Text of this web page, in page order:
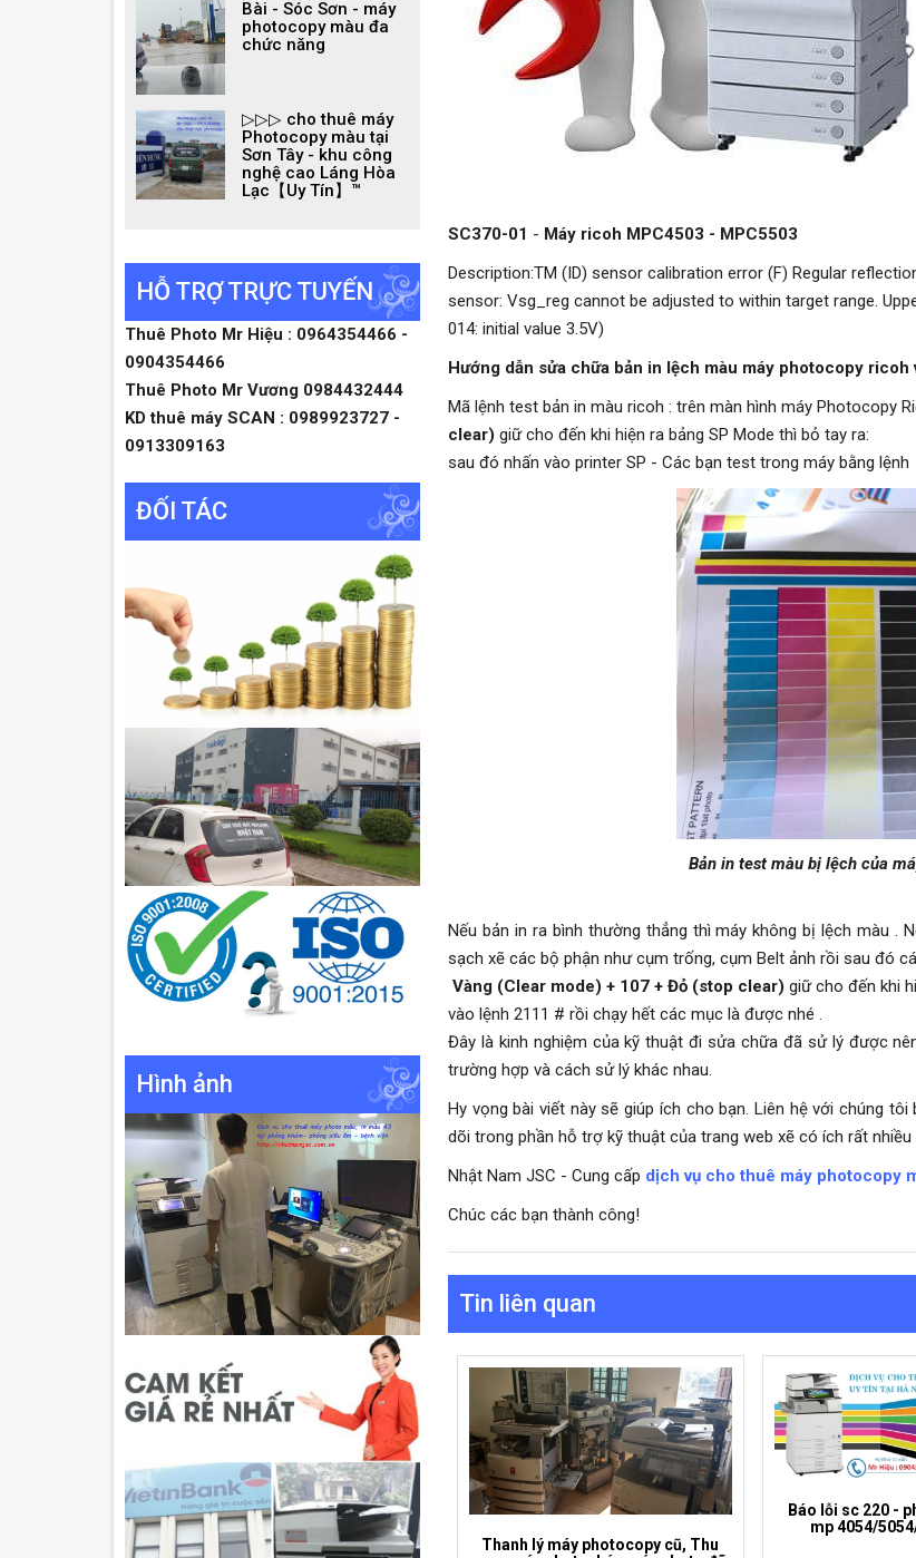
SC370-01 - Máy ricoh MPC4503 - MPC5503
Description:TM (ID) sensor calibration error (F) Regular
sensor: Vsg_reg cannot be adjusted to within target range.
014: initial value 3.5V)
Hướng dẫn sửa chữa bản in lệch màu máy photocopy
Mã lệnh test bản in màu ricoh : trên màn hình máy Photocopy
clear) giữ cho đến khi hiện ra bảng SP Mode thì bỏ tay ra:
sau đó nhấn vào printer SP - Các bạn test trong máy bằng lệnh
Bản in test màu bị lệch của
Nếu bản in ra bình thường thẳng thì máy không bị lệch màu .
sạch xẽ các bộ phận như cụm trống, cụm Belt ảnh rồi sau đó
Vàng (Clear mode) + 107 + Đỏ (stop clear) giữ cho đến khi
vào lệnh 2111 # rồi chạy hết các mục là được nhé .
Đây là kinh nghiệm của kỹ thuật đi sửa chữa đã sử lý được
trường hợp và cách sử lý khác nhau.
Hy vọng bài viết này sẽ giúp ích cho bạn. Liên hệ với chúng
dõi trong phần hỗ trợ kỹ thuật của trang web xẽ có ích rất
Nhật Nam JSC - Cung cấp dịch vụ cho thuê máy photocopy
Chúc các bạn thành công!
Tin liên quan
Thanh lý máy photocopy cũ, Thu
Báo lỗi sc 220 -
mp 4054/
Bài - Sóc Sơn - máy
photocopy màu đa
chức năng
▷▷▷ cho thuê máy
Photocopy màu tại
Sơn Tây - khu công
nghệ cao Láng Hòa
Lạc【Uy Tín】™
HỖ TRỢ TRỰC TUYẾN
Thuê Photo Mr Hiệu : 0964354466 -
0904354466
Thuê Photo Mr Vương 0984432444
KD thuê máy SCAN : 0989923727 -
0913309163
ĐỐI TÁC
Hình ảnh